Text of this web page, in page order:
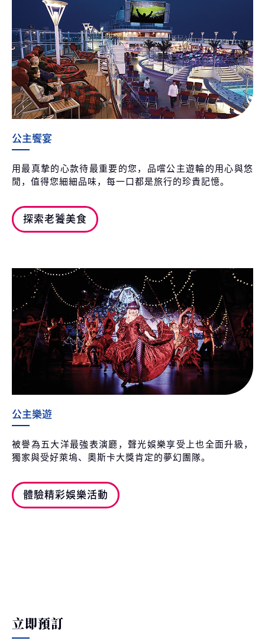
公主饗宴
用最真摯的心款待最重要的您，品嚐公主遊輪的用心與悠
閒，值得您細細品味，每一口都是旅行的珍貴記憶。
探索老饕美食
公主樂遊
被譽為五大洋最強表演廳，聲光娛樂享受上也全面升級，
獨家與受好萊塢、奧斯卡大獎肯定的夢幻團隊。
體驗精彩娛樂活動
立即預訂